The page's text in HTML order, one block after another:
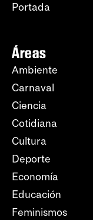
Portada
Áreas
Ambiente
Carnaval
Ciencia
Cotidiana
Cultura
Deporte
Economía
Educación
Feminismos